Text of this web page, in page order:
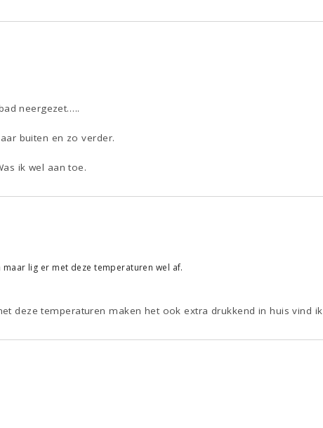
neergezet…..
buiten en zo verder.
ik wel aan toe.
lig er met deze temperaturen wel af.
deze temperaturen maken het ook extra drukkend in huis vind ik